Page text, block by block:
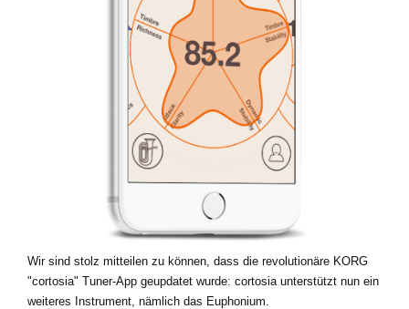
Social Media
Über KORG
Wir sind stolz mitteilen zu können, dass die revolutionäre KORG
"cortosia" Tuner-App geupdatet wurde: cortosia unterstützt nun ein
weiteres Instrument, nämlich das Euphonium.